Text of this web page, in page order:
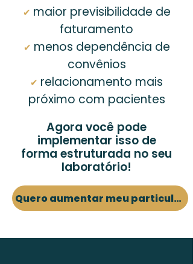
✔ maior previsibilidade de
faturamento
✔ menos dependência de
convênios
✔ relacionamento mais
próximo com pacientes
Agora você pode
implementar isso de
forma estruturada no seu
laboratório!
Quero aumentar meu particular!